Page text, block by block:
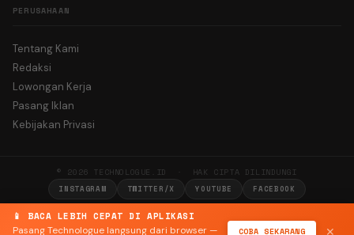
📱 BACA LEBIH CEPAT DI APLIKASI
Pasang Technologue langsung dari browser —
COBA SEKARANG ✕
PERUSAHAAN
Tentang Kami
Redaksi
Lowongan Kerja
Pasang Iklan
Kebijakan Privasi
© 2026 TECHNOLOGUE.ID · HAK CIPTA DILINDUNGI
INSTAGRAM TWITTER/X YOUTUBE FACEBOOK